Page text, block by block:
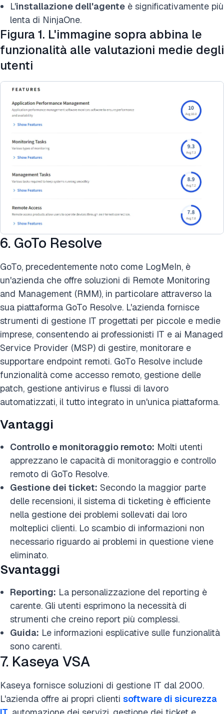
L'installazione dell'agente è significativamente più
lenta di NinjaOne.
Figura 1. L'immagine sopra abbina le
funzionalità alle valutazioni medie degli
utenti
6. GoTo Resolve
GoTo, precedentemente noto come LogMeIn, è
un'azienda che offre soluzioni di Remote Monitoring
and Management (RMM), in particolare attraverso la
sua piattaforma GoTo Resolve. L'azienda fornisce
strumenti di gestione IT progettati per piccole e medie
imprese, consentendo ai professionisti IT e ai Managed
Service Provider (MSP) di gestire, monitorare e
supportare endpoint remoti. GoTo Resolve include
funzionalità come accesso remoto, gestione delle
patch, gestione antivirus e flussi di lavoro
automatizzati, il tutto integrato in un'unica piattaforma.
Vantaggi
Controllo e monitoraggio remoto: Molti utenti
apprezzano le capacità di monitoraggio e controllo
remoto di GoTo Resolve.
Gestione dei ticket: Secondo la maggior parte
delle recensioni, il sistema di ticketing è efficiente
nella gestione dei problemi sollevati dai loro
molteplici clienti. Lo scambio di informazioni non
necessario riguardo ai problemi in questione viene
eliminato.
Svantaggi
Reporting: La personalizzazione del reporting è
carente. Gli utenti esprimono la necessità di
strumenti che creino report più complessi.
Guida: Le informazioni esplicative sulle funzionalità
sono carenti.
7. Kaseya VSA
Kaseya fornisce soluzioni di gestione IT dal 2000.
L'azienda offre ai propri clienti software di sicurezza